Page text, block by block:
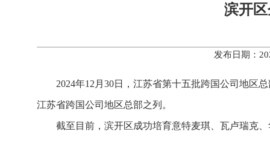
滨开
发布日期：
2024年12月30日，江苏省第十五批跨国公司地区
江苏省跨国公司地区总部之列。
截至目前，滨开区成功培育意特麦琪、瓦卢瑞克